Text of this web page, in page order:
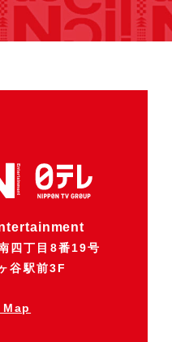
四丁目8番19号
谷駅前3F